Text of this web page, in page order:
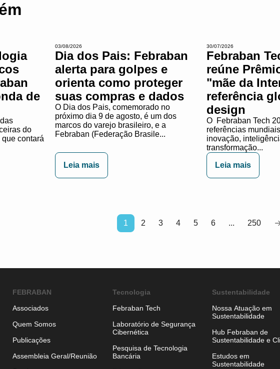
de
do
contará
03/08/2026
Dia dos Pais: Febraban
alerta para golpes e
orienta como proteger
suas compras e dados
O Dia dos Pais, comemorado no
próximo dia 9 de agosto, é um dos
marcos do varejo brasileiro, e a
Febraban (Federação Brasile...
Leia mais
30/07/2026
Febraban
reúne
"mãe da
referência
design
O Febraban Tech
referências
inovação,
transformação...
Leia mais
1 2 3 4 5 6 ... 250
FEBRABAN
Associados
Quem Somos
Publicações
Assembleia Geral/Reunião
Tecnologia
Febraban Tech
Laboratório de Segurança
Cibernética
Pesquisa de Tecnologia
Bancária
Sustentabilidade
Nossa Atuação em
Sustentabilidade
Hub Febraban de
Sustentabilidade e
Estudos em
Sustentabilidade